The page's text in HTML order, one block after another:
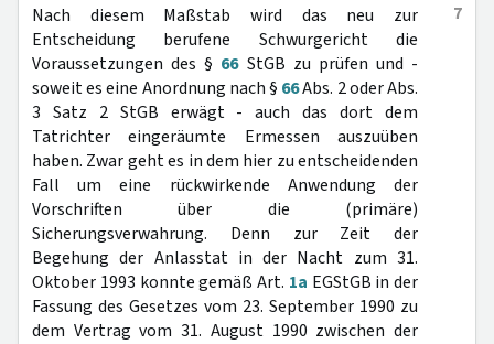
7
Nach diesem Maßstab wird das neu zur
Entscheidung berufene Schwurgericht die
Voraussetzungen des § 66StGB zu prüfen und -
soweit es eine Anordnung nach § 66Abs. 2 oder Abs.
3 Satz 2 StGB erwägt - auch das dort dem
Tatrichter eingeräumte Ermessen auszuüben
haben. Zwar geht es in dem hier zu entscheidenden
Fall um eine rückwirkende Anwendung der
Vorschriften über die (primäre)
Sicherungsverwahrung. Denn zur Zeit der
Begehung der Anlasstat in der Nacht zum 31.
Oktober 1993 konnte gemäß Art. 1a EGStGB in der
Fassung des Gesetzes vom 23. September 1990 zu
dem Vertrag vom 31. August 1990 zwischen der